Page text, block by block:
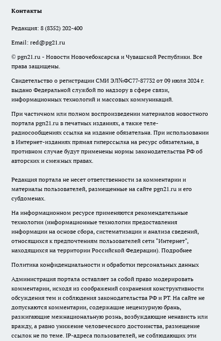
Контакты
Редакция: 8 (8352) 202-400
Email: red@pg21.ru
© pgn21.ru - Новости Новочебоксарска и Чувашской Республики. Все
права защищены.
Свидетельство о регистрации СМИ ЭЛ№ФС77-87732 от 09 июля 2024 г.
выдано Федеральной службой по надзору в сфере связи,
информационных технологий и массовых коммуникаций.
При частичном или полном воспроизведении материалов новостного
портала pgn21.ru в печатных изданиях, а также теле-
радиосообщениях ссылка на издание обязательна. При использовании
в Интернет-изданиях прямая гиперссылка на ресурс обязательна, в
противном случае будут применены нормы законодательства РФ об
авторских и смежных правах.
Редакция портала не несет ответственности за комментарии и
материалы пользователей, размещенные на сайте pgn21.ru и его
субдоменах.
На информационном ресурсе применяются рекомендательные
технологии (информационные технологии предоставления
информации на основе сбора, систематизации и анализа сведений,
относящихся к предпочтениям пользователей сети "Интернет",
находящихся на территории Российской Федерации). Подробнее
Политика конфиденциальности и обработки персональных данных
Администрация портала оставляет за собой право модерировать
комментарии, исходя из соображений сохранения конструктивности
обсуждения тем и соблюдения законодательства РФ и РТ. На сайте не
допускаются комментарии, содержащие нецензурную брань,
разжигающие межнациональную рознь, возбуждающие ненависть или
вражду, а равно унижение человеческого достоинства, размещение
ссылок не по теме. IP-адреса пользователей, не соблюдающих эти